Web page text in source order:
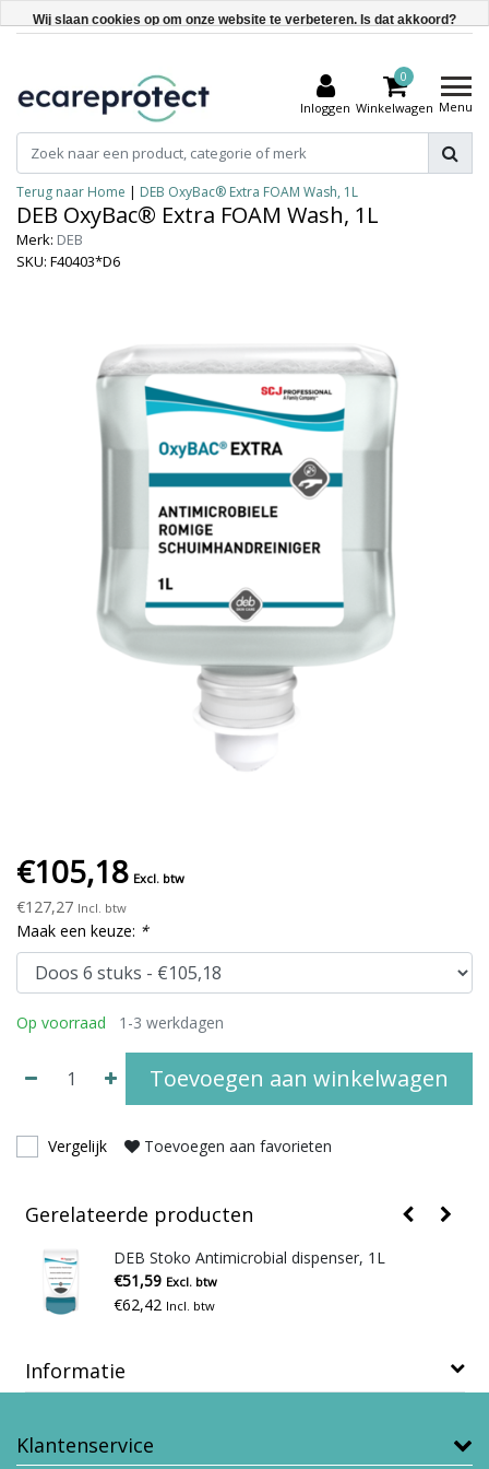
Inloggen
0
Winkelwagen Menu
Terug naar Home | DEB OxyBac® Extra FOAM Wash, 1L
DEB OxyBac® Extra FOAM Wash, 1L
Merk: DEB
SKU: F40403*D6
€105,18 Excl. btw
€127,27 Incl. btw
Maak een keuze: *
Op voorraad 1-3 werkdagen
Toevoegen aan winkelwagen
Vergelijk Toevoegen aan favorieten
Gerelateerde producten
DEB Stoko Antimicrobial dispenser, 1L
€51,59 Excl. btw
€62,42 Incl. btw
Informatie
Klantenservice
Wij slaan cookies op om onze website te verbeteren. Is dat akkoord?